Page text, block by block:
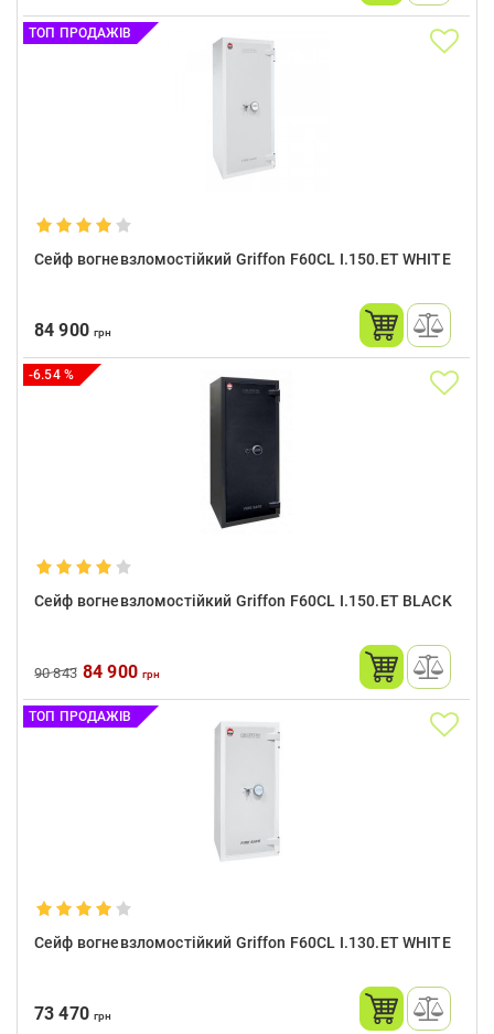
ТОП ПРОДАЖІВ
Сейф вогневзломостійкий Griffon F60CL I.150.ET WHITE
84 900грн
-6.54 %
Сейф вогневзломостійкий Griffon F60CL I.150.ET BLACK
90 843 84 900 грн
ТОП ПРОДАЖІВ
Сейф вогневзломостійкий Griffon F60CL I.130.ET WHITE
73 470грн